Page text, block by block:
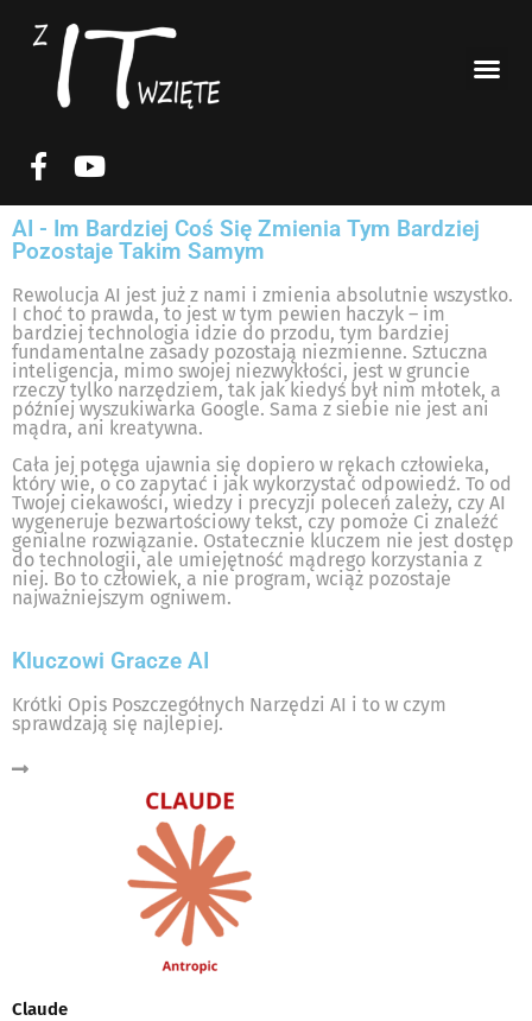
AI - Im Bardziej Coś Się Zmienia Tym Bardziej
Pozostaje Takim Samym
Rewolucja AI jest już z nami i zmienia absolutnie wszystko.
I choć to prawda, to jest w tym pewien haczyk – im
bardziej technologia idzie do przodu, tym bardziej
fundamentalne zasady pozostają niezmienne. Sztuczna
inteligencja, mimo swojej niezwykłości, jest w gruncie
rzeczy tylko narzędziem, tak jak kiedyś był nim młotek, a
później wyszukiwarka Google. Sama z siebie nie jest ani
mądra, ani kreatywna.
Cała jej potęga ujawnia się dopiero w rękach człowieka,
który wie, o co zapytać i jak wykorzystać odpowiedź. To od
Twojej ciekawości, wiedzy i precyzji poleceń zależy, czy AI
wygeneruje bezwartościowy tekst, czy pomoże Ci znaleźć
genialne rozwiązanie. Ostatecznie kluczem nie jest dostęp
do technologii, ale umiejętność mądrego korzystania z
niej. Bo to człowiek, a nie program, wciąż pozostaje
najważniejszym ogniwem.
Kluczowi Gracze AI
Krótki Opis Poszczegółnych Narzędzi AI i to w czym
sprawdzają się najlepiej.
Claude